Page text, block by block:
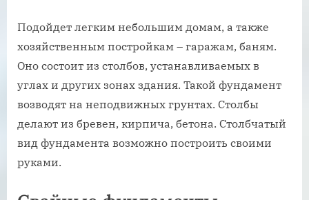
Подойдет легким небольшим домам, а также
хозяйственным постройкам – гаражам, баням.
Оно состоит из столбов, устанавливаемых в
углах и других зонах здания. Такой фундамент
возводят на неподвижных грунтах. Столбы
делают из бревен, кирпича, бетона. Столбчатый
вид фундамента возможно построить своими
руками.